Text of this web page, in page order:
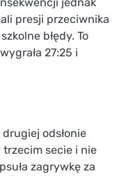
presji przeciwnika
błędy. To
27:25 i
odsłonie
trzecim secie i nie
zagrywkę za